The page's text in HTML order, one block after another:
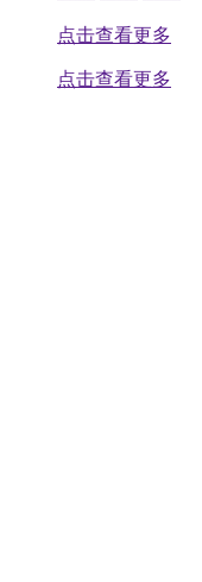
点击查看更多
点击查看更多